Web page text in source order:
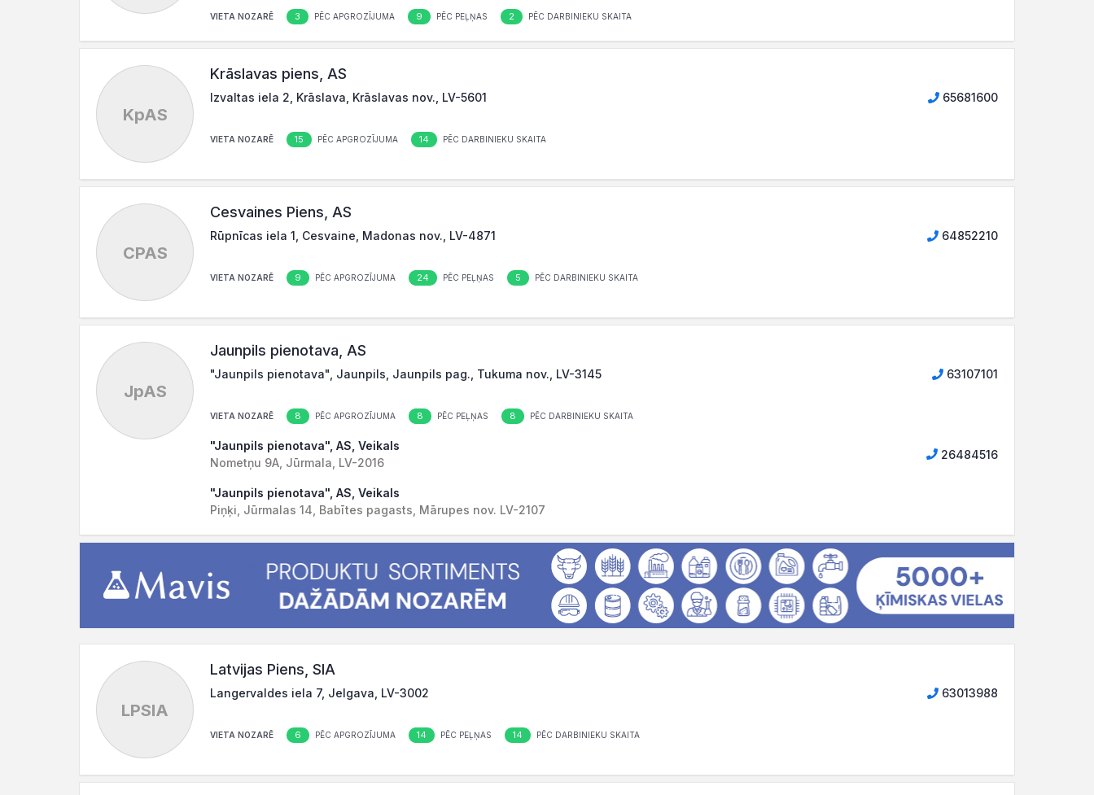
VIETA NOZARĒ 3 PĒC APGROZĪJUMA 9 PĒC PEĻŅAS 2 PĒC DARBINIEKU SKAITA
KpAS
Krāslavas piens, AS
Izvaltas iela 2, Krāslava, Krāslavas nov., LV-5601 65681600
VIETA NOZARĒ 15 PĒC APGROZĪJUMA 14 PĒC DARBINIEKU SKAITA
CPAS
Cesvaines Piens, AS
Rūpnīcas iela 1, Cesvaine, Madonas nov., LV-4871 64852210
VIETA NOZARĒ 9 PĒC APGROZĪJUMA 24 PĒC PEĻŅAS 5 PĒC DARBINIEKU SKAITA
JpAS
Jaunpils pienotava, AS
"Jaunpils pienotava", Jaunpils, Jaunpils pag., Tukuma nov., LV-3145 63107101
VIETA NOZARĒ 8 PĒC APGROZĪJUMA 8 PĒC PEĻŅAS 8 PĒC DARBINIEKU SKAITA
"Jaunpils pienotava", AS, Veikals
Nometņu 9A, Jūrmala, LV-2016
26484516
"Jaunpils pienotava", AS, Veikals
Piņķi, Jūrmalas 14, Babītes pagasts, Mārupes nov. LV-2107
LPSIA
Latvijas Piens, SIA
Langervaldes iela 7, Jelgava, LV-3002 63013988
VIETA NOZARĒ 6 PĒC APGROZĪJUMA 14 PĒC PEĻŅAS 14 PĒC DARBINIEKU SKAITA